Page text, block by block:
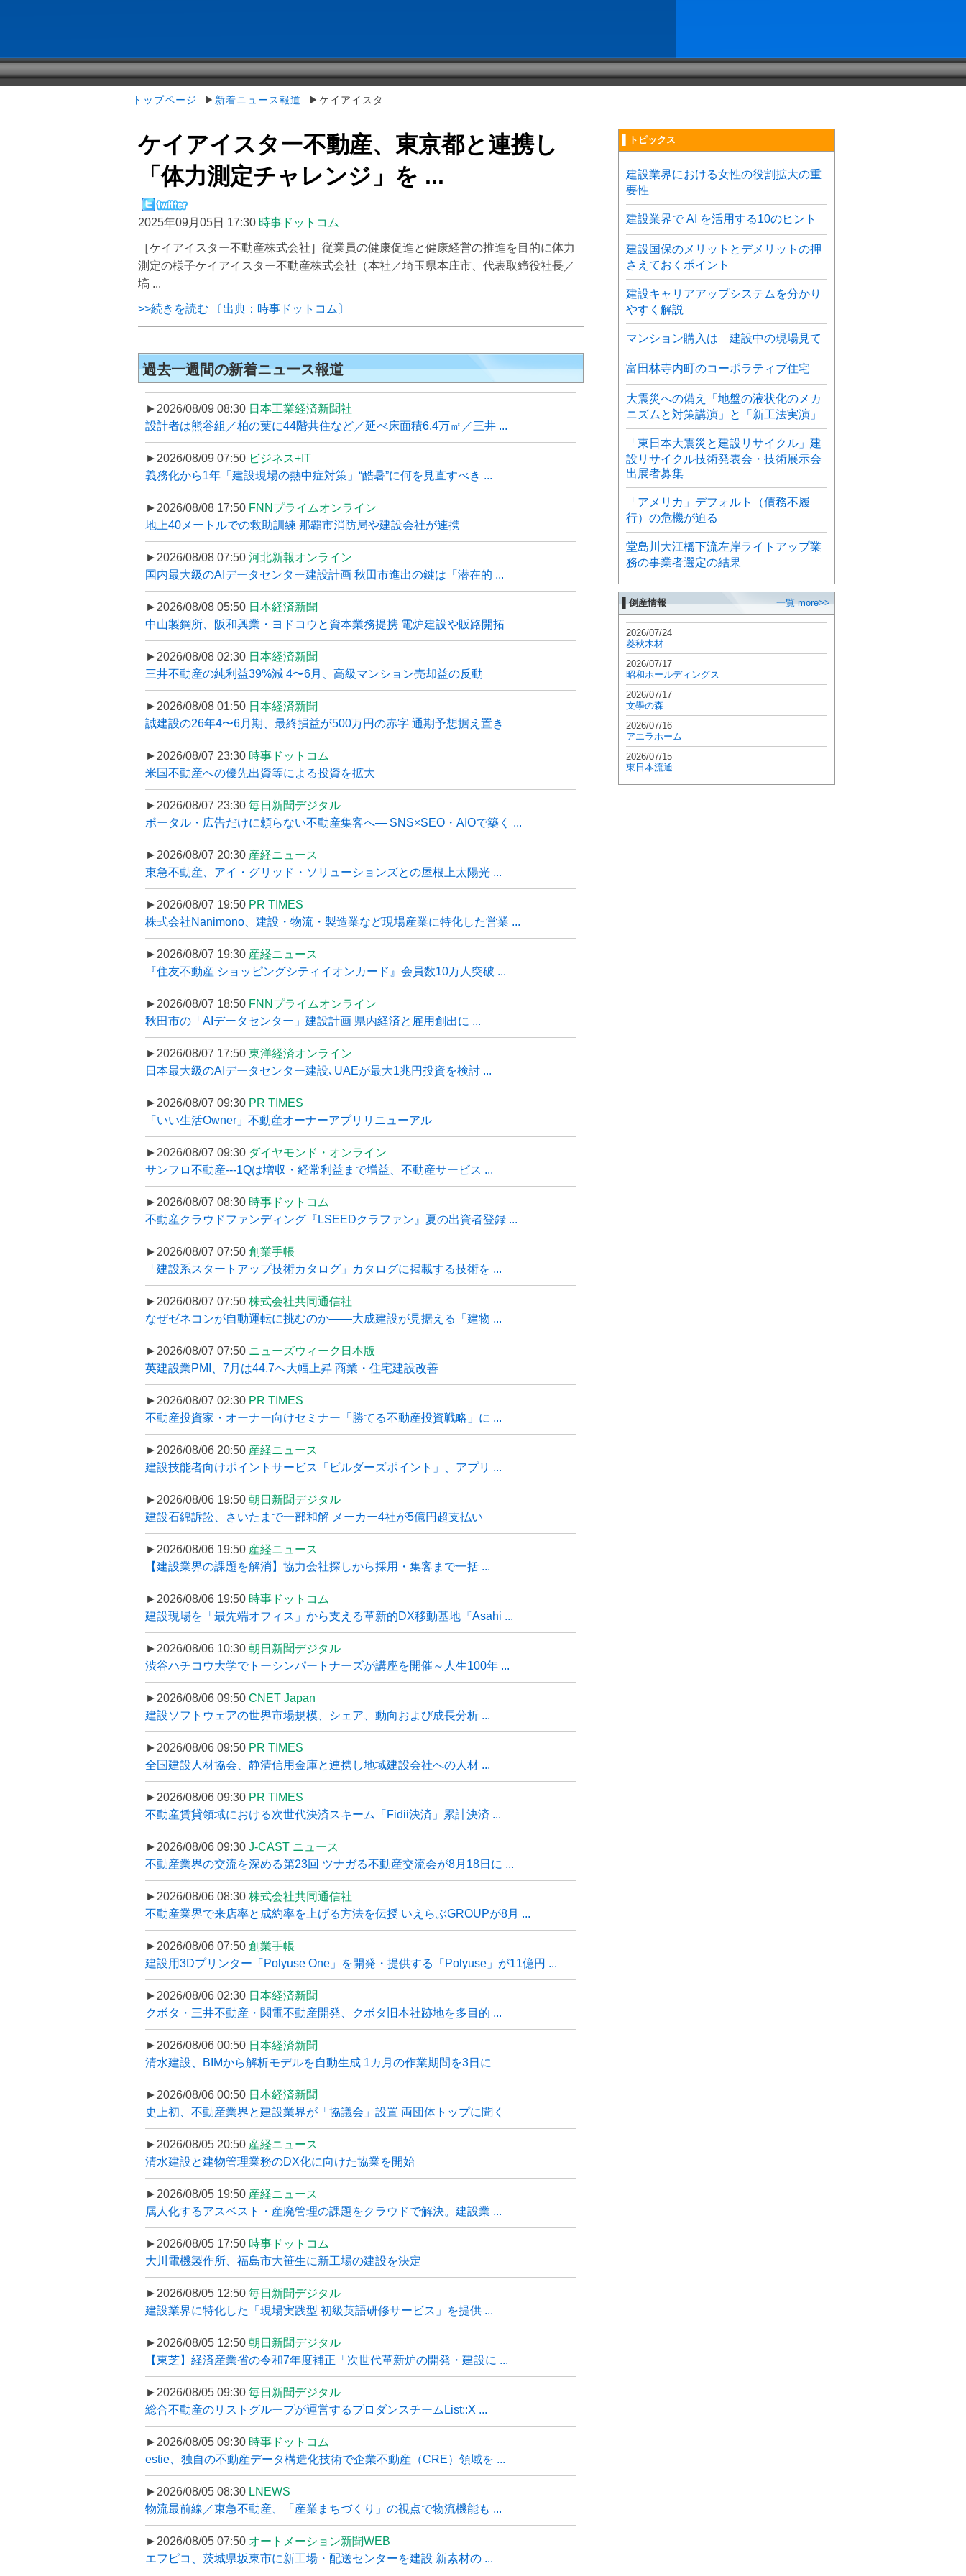
トップページ ▶ 新着ニュース報道 ▶ケイアイスタ...
ケイアイスター不動産、東京都と連携し
「体力測定チャレンジ」を ...
2025年09月05日 17:30 時事ドットコム
［ケイアイスター不動産株式会社］従業員の健康促進と健康経営の推進を目的に体力
測定の様子ケイアイスター不動産株式会社（本社／埼玉県本庄市、代表取締役社長／
塙 ...
>>続きを読む 〔出典：時事ドットコム〕
過去一週間の新着ニュース報道
►2026/08/09 08:30 日本工業経済新聞社
設計者は熊谷組／柏の葉に44階共住など／延べ床面積6.4万㎡／三井 ...
►2026/08/09 07:50 ビジネス+IT
義務化から1年「建設現場の熱中症対策」“酷暑”に何を見直すべき ...
►2026/08/08 17:50 FNNプライムオンライン
地上40メートルでの救助訓練 那覇市消防局や建設会社が連携
►2026/08/08 07:50 河北新報オンライン
国内最大級のAIデータセンター建設計画 秋田市進出の鍵は「潜在的 ...
►2026/08/08 05:50 日本経済新聞
中山製鋼所、阪和興業・ヨドコウと資本業務提携 電炉建設や販路開拓
►2026/08/08 02:30 日本経済新聞
三井不動産の純利益39%減 4〜6月、高級マンション売却益の反動
►2026/08/08 01:50 日本経済新聞
誠建設の26年4〜6月期、最終損益が500万円の赤字 通期予想据え置き
►2026/08/07 23:30 時事ドットコム
米国不動産への優先出資等による投資を拡大
►2026/08/07 23:30 毎日新聞デジタル
ポータル・広告だけに頼らない不動産集客へ― SNS×SEO・AIOで築く ...
►2026/08/07 20:30 産経ニュース
東急不動産、アイ・グリッド・ソリューションズとの屋根上太陽光 ...
►2026/08/07 19:50 PR TIMES
株式会社Nanimono、建設・物流・製造業など現場産業に特化した営業 ...
►2026/08/07 19:30 産経ニュース
『住友不動産 ショッピングシティイオンカード』会員数10万人突破 ...
►2026/08/07 18:50 FNNプライムオンライン
秋田市の「AIデータセンター」建設計画 県内経済と雇用創出に ...
►2026/08/07 17:50 東洋経済オンライン
日本最大級のAIデータセンター建設､UAEが最大1兆円投資を検討 ...
►2026/08/07 09:30 PR TIMES
「いい生活Owner」不動産オーナーアプリリニューアル
►2026/08/07 09:30 ダイヤモンド・オンライン
サンフロ不動産---1Qは増収・経常利益まで増益、不動産サービス ...
►2026/08/07 08:30 時事ドットコム
不動産クラウドファンディング『LSEEDクラファン』夏の出資者登録 ...
►2026/08/07 07:50 創業手帳
「建設系スタートアップ技術カタログ」カタログに掲載する技術を ...
►2026/08/07 07:50 株式会社共同通信社
なぜゼネコンが自動運転に挑むのか――大成建設が見据える「建物 ...
►2026/08/07 07:50 ニューズウィーク日本版
英建設業PMI、7月は44.7へ大幅上昇 商業・住宅建設改善
►2026/08/07 02:30 PR TIMES
不動産投資家・オーナー向けセミナー「勝てる不動産投資戦略」に ...
►2026/08/06 20:50 産経ニュース
建設技能者向けポイントサービス「ビルダーズポイント」、アプリ ...
►2026/08/06 19:50 朝日新聞デジタル
建設石綿訴訟、さいたまで一部和解 メーカー4社が5億円超支払い
►2026/08/06 19:50 産経ニュース
【建設業界の課題を解消】協力会社探しから採用・集客まで一括 ...
►2026/08/06 19:50 時事ドットコム
建設現場を「最先端オフィス」から支える革新的DX移動基地『Asahi ...
►2026/08/06 10:30 朝日新聞デジタル
渋谷ハチコウ大学でトーシンパートナーズが講座を開催～人生100年 ...
►2026/08/06 09:50 CNET Japan
建設ソフトウェアの世界市場規模、シェア、動向および成長分析 ...
►2026/08/06 09:50 PR TIMES
全国建設人材協会、静清信用金庫と連携し地域建設会社への人材 ...
►2026/08/06 09:30 PR TIMES
不動産賃貸領域における次世代決済スキーム「Fidii決済」累計決済 ...
►2026/08/06 09:30 J-CAST ニュース
不動産業界の交流を深める第23回 ツナガる不動産交流会が8月18日に ...
►2026/08/06 08:30 株式会社共同通信社
不動産業界で来店率と成約率を上げる方法を伝授 いえらぶGROUPが8月 ...
►2026/08/06 07:50 創業手帳
建設用3Dプリンター「Polyuse One」を開発・提供する「Polyuse」が11億円 ...
►2026/08/06 02:30 日本経済新聞
クボタ・三井不動産・関電不動産開発、クボタ旧本社跡地を多目的 ...
►2026/08/06 00:50 日本経済新聞
清水建設、BIMから解析モデルを自動生成 1カ月の作業期間を3日に
►2026/08/06 00:50 日本経済新聞
史上初、不動産業界と建設業界が「協議会」設置 両団体トップに聞く
►2026/08/05 20:50 産経ニュース
清水建設と建物管理業務のDX化に向けた協業を開始
►2026/08/05 19:50 産経ニュース
属人化するアスベスト・産廃管理の課題をクラウドで解決。建設業 ...
►2026/08/05 17:50 時事ドットコム
大川電機製作所、福島市大笹生に新工場の建設を決定
►2026/08/05 12:50 毎日新聞デジタル
建設業界に特化した「現場実践型 初級英語研修サービス」を提供 ...
►2026/08/05 12:50 朝日新聞デジタル
【東芝】経済産業省の令和7年度補正「次世代革新炉の開発・建設に ...
►2026/08/05 09:30 毎日新聞デジタル
総合不動産のリストグループが運営するプロダンスチームList::X ...
►2026/08/05 09:30 時事ドットコム
estie、独自の不動産データ構造化技術で企業不動産（CRE）領域を ...
►2026/08/05 08:30 LNEWS
物流最前線／東急不動産、「産業まちづくり」の視点で物流機能も ...
►2026/08/05 07:50 オートメーション新聞WEB
エフピコ、茨城県坂東市に新工場・配送センターを建設 新素材の ...
▌トピックス
建設業界における女性の役割拡大の重
要性
建設業界で AI を活用する10のヒント
建設国保のメリットとデメリットの押
さえておくポイント
建設キャリアアップシステムを分かり
やすく解説
マンション購入は 建設中の現場見て
富田林寺内町のコーポラティブ住宅
大震災への備え「地盤の液状化のメカ
ニズムと対策講演」と「新工法実演」
「東日本大震災と建設リサイクル」建
設リサイクル技術発表会・技術展示会
出展者募集
「アメリカ」デフォルト（債務不履
行）の危機が迫る
堂島川大江橋下流左岸ライトアップ業
務の事業者選定の結果
▌倒産情報 一覧 more>>
2026/07/24
菱秋木材
2026/07/17
昭和ホールディングス
2026/07/17
文學の森
2026/07/16
アエラホーム
2026/07/15
東日本流通